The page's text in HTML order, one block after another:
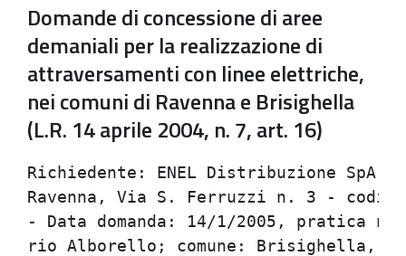
Domande di concessione di aree
demaniali per la realizzazione di
attraversamenti con linee elettriche,
nei comuni di Ravenna e Brisighella
(L.R. 14 aprile 2004, n. 7, art. 16)
Richiedente: ENEL
Ravenna, Via S. Ferruzzi n.
- Data domanda: 14/1/2005,
rio Alborello; comune: